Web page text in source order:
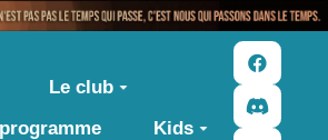
Le club
Kids